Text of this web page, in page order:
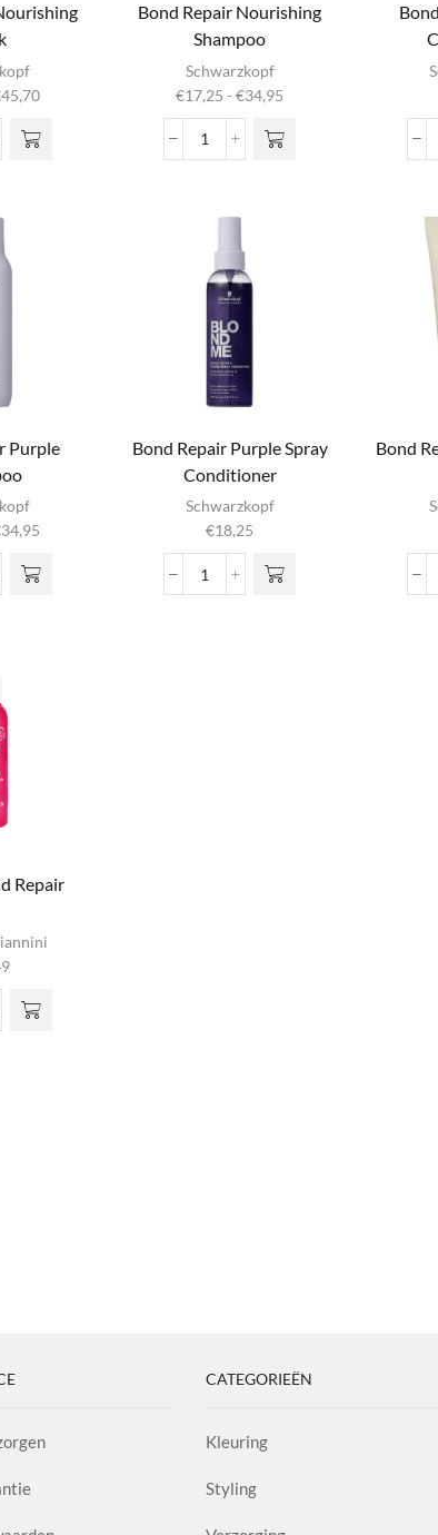
45,70Prijsklasse:
tot
Bond Repair Nourishing
Shampoo
Schwarzkopf
€17,25 - €34,95
tot
Bond
Shampoo
aantal
heeft
meerdere
optie kan
productpagina
Purple
34,95Prijsklasse:
tot
Bond Repair Purple Spray
Conditioner
Schwarzkopf
€18,25
Bond
Bond
Repair
CATEGORIEËN
Kleuring
Styling